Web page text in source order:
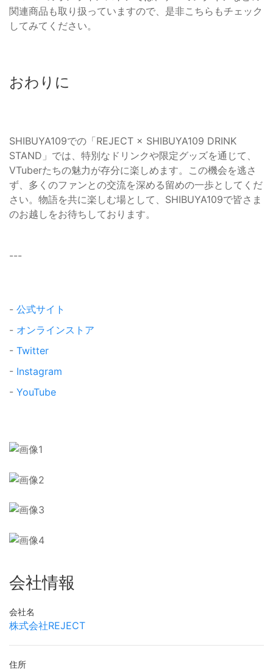
関連商品も取り扱っていますので、是非こちらもチェック
してみてください。
おわりに
SHIBUYA109での「REJECT × SHIBUYA109 DRINK
STAND」では、特別なドリンクや限定グッズを通じて、
VTuberたちの魅力が存分に楽しめます。この機会を逃さ
ず、多くのファンとの交流を深める留めの一歩としてくだ
さい。物語を共に楽しむ場として、SHIBUYA109で皆さま
のお越しをお待ちしております。
---
- 公式サイト
- オンラインストア
- Twitter
- Instagram
- YouTube
会社情報
会社名
株式会社REJECT
住所